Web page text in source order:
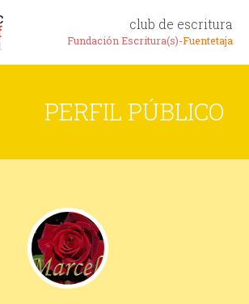
club de escritura
Fundación Escritura(s)-Fuentetaja
PERFIL PÚBLICO